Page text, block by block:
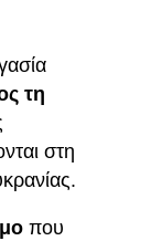
τη
στη
που